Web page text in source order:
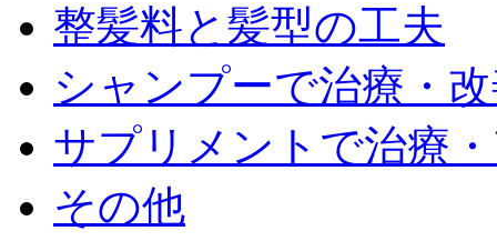
整髪料と髪型の工夫
シャンプーで治療・
サプリメントで治療
その他